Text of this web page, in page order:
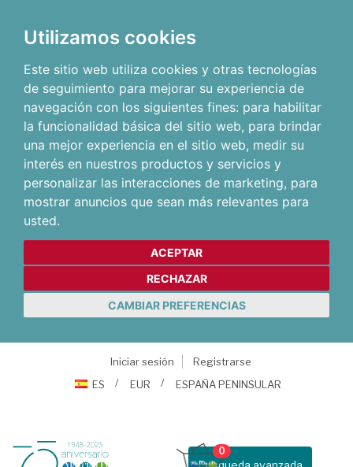
Utilizamos cookies
Este sitio web utiliza cookies y otras tecnologías
de seguimiento para mejorar su experiencia de
navegación con los siguientes fines: para habilitar
la funcionalidad básica del sitio web, para brindar
una mejor experiencia en el sitio web, medir su
interés en nuestros productos y servicios y
personalizar las interacciones de marketing, para
mostrar anuncios que sean más relevantes para
usted.
ACEPTAR
RECHAZAR
CAMBIAR PREFERENCIAS
Iniciar sesión
Registrarse
ES
EUR ESPAÑA PENINSULAR
0